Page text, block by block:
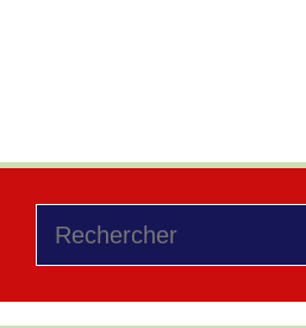
Rechercher